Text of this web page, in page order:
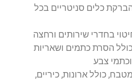
והברקת כלים סניטריים בכל
בחדרי שירותים ורחצה
כולל הסרת כתמים ושאריות
צבע
כולל ארונות, כיריים,